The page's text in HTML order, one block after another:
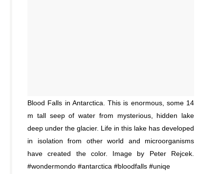
Blood Falls in Antarctica. This is enormous, some 14
m tall seep of water from mysterious, hidden lake
deep under the glacier. Life in this lake has developed
in isolation from other world and microorganisms
have created the color. Image by Peter Rejcek.
#wondermondo #antarctica #bloodfalls #uniqe